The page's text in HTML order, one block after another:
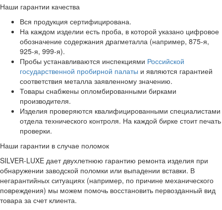
Наши гарантии качества
Вся продукция сертифицирована.
На каждом изделии есть проба, в которой указано цифровое
обозначение содержания драгметалла (например, 875-я,
925-я, 999-я).
Пробы устанавливаются инспекциями Российской
государственной пробирной палаты и являются гарантией
соответствия металла заявленному значению.
Товары снабжены опломбированными бирками
производителя.
Изделия проверяются квалифицированными специалистами
отдела технического контроля. На каждой бирке стоит печать
проверки.
Наши гарантии в случае поломок
SILVER-LUXE дает двухлетнюю гарантию ремонта изделия при
обнаружении заводской поломки или выпадении вставки. В
негарантийных ситуациях (например, по причине механического
повреждения) мы можем помочь восстановить первозданный вид
товара за счет клиента.